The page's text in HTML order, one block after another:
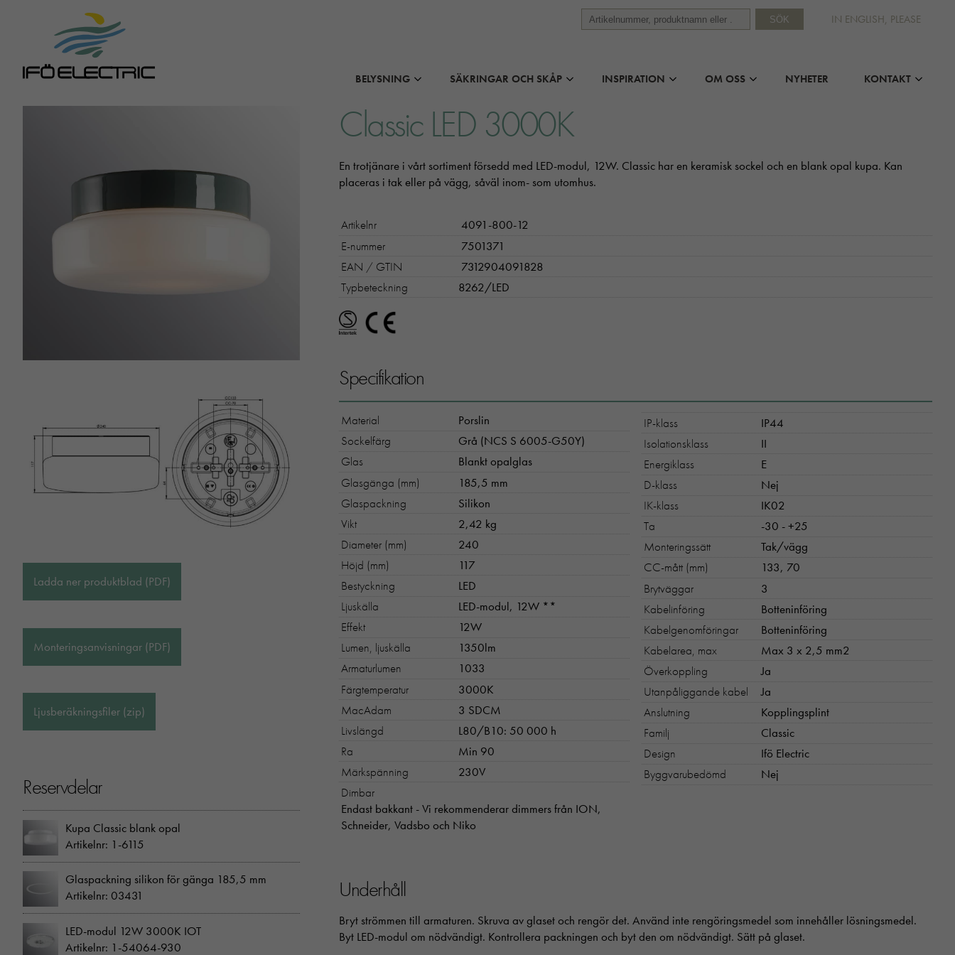
BELYSNING SÄKRINGAR OCH SKÅP INSPIRATION OM OSS NYHETER KONTAKT
SÖK IN ENGLISH, PLEASE
Ladda ner produktblad (PDF)
Monteringsanvisningar (PDF)
Ljusberäkningsfiler (zip)
Reservdelar
Kupa Classic blank opal
Artikelnr: 1-6115
Glaspackning silikon för gänga 185,5 mm
Artikelnr: 03431
LED-modul 12W 3000K IOT
Artikelnr: 1-54064-930
Classic LED 3000K
En trotjänare i vårt sortiment försedd med LED-modul, 12W. Classic har en keramisk sockel och en blank opal kupa. Kan
placeras i tak eller på vägg, såväl inom- som utomhus.
Artikelnr
4091-800-12
E-nummer
7501371
EAN / GTIN
7312904091828
Typbeteckning
8262/LED
Specifikation
Material
Porslin
Sockelfärg
Grå (NCS S 6005-G50Y)
Glas
Blankt opalglas
Glasgänga (mm)
185,5 mm
Glaspackning
Silikon
Vikt
2,42 kg
Diameter (mm)
240
Höjd (mm)
117
Bestyckning
LED
Ljuskälla
LED-modul, 12W **
Effekt
12W
Lumen, ljuskälla
1350lm
Armaturlumen
1033
Färgtemperatur
3000K
MacAdam
3 SDCM
Livslängd
L80/B10: 50 000 h
Ra
Min 90
Märkspänning
230V
Dimbar
Endast bakkant - Vi rekommenderar dimmers från ION,
Schneider, Vadsbo och Niko
IP-klass
IP44
Isolationsklass
II
Energiklass
E
D-klass
Nej
IK-klass
IK02
Ta
-30 - +25
Monteringssätt
Tak/vägg
CC-mått (mm)
133, 70
Brytväggar
3
Kabelinföring
Botteninföring
Kabelgenomföringar
Botteninföring
Kabelarea, max
Max 3 x 2,5 mm2
Överkoppling
Ja
Utanpåliggande kabel
Ja
Anslutning
Kopplingsplint
Familj
Classic
Design
Ifö Electric
Byggvarubedömd
Nej
Underhåll
Bryt strömmen till armaturen. Skruva av glaset och rengör det. Använd inte rengöringsmedel som innehåller lösningsmedel.
Byt LED-modul om nödvändigt. Kontrollera packningen och byt den om nödvändigt. Sätt på glaset.